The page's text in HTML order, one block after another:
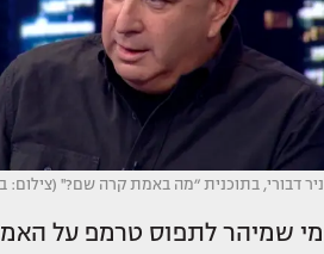
ניר דבורי, בתוכנית ״מה באמת קרה שם?'' (צילום:
מי שמיהר לתפוס טרמפ על